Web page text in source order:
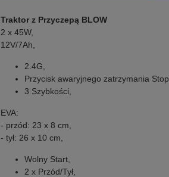
Traktor z Przyczepą BLOW
2 x 45W,
12V/7Ah,
2.4G,
Przycisk awaryjnego zatrzymania Stop,
3 Szybkości,
EVA:
- przód: 23 x 8 cm,
- tył: 26 x 10 cm,
Wolny Start,
2 x Przód/Tył,